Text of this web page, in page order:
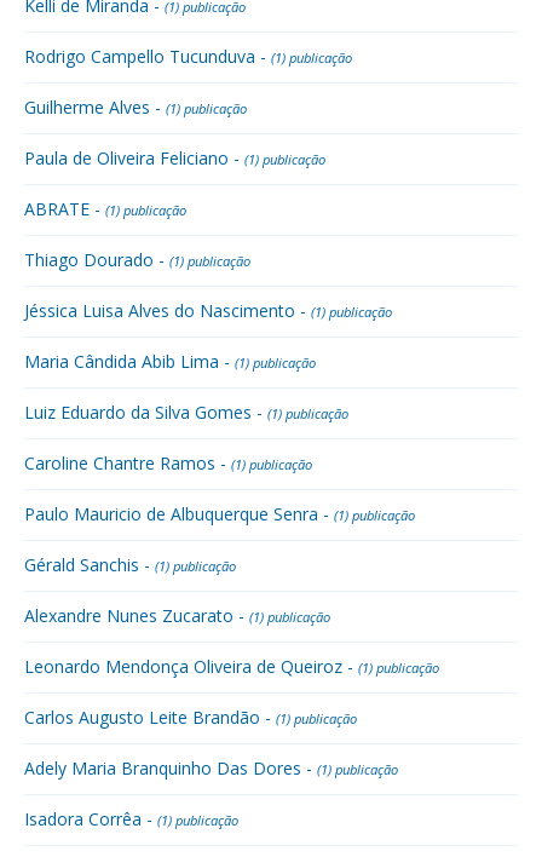
Kelli de Miranda - (1) publicação
Rodrigo Campello Tucunduva - (1) publicação
Guilherme Alves - (1) publicação
Paula de Oliveira Feliciano - (1) publicação
ABRATE - (1) publicação
Thiago Dourado - (1) publicação
Jéssica Luisa Alves do Nascimento - (1) publicação
Maria Cândida Abib Lima - (1) publicação
Luiz Eduardo da Silva Gomes - (1) publicação
Caroline Chantre Ramos - (1) publicação
Paulo Mauricio de Albuquerque Senra - (1) publicação
Gérald Sanchis - (1) publicação
Alexandre Nunes Zucarato - (1) publicação
Leonardo Mendonça Oliveira de Queiroz - (1) publicação
Carlos Augusto Leite Brandão - (1) publicação
Adely Maria Branquinho Das Dores - (1) publicação
Isadora Corrêa - (1) publicação